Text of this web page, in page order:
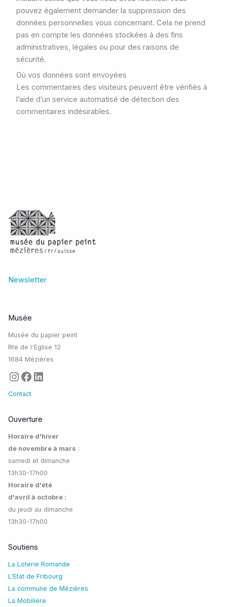
pouvez également demander la suppression des
données personnelles vous concernant. Cela ne prend
pas en compte les données stockées à des fins
administratives, légales ou pour des raisons de
sécurité.
Où vos données sont envoyées
Les commentaires des visiteurs peuvent être vérifiés à
l’aide d’un service automatisé de détection des
commentaires indésirables.
Newsletter
Musée
Musée du papier peint
Rte de l'Eglise 12
1684 Mézières
Contact
Ouverture
Horaire d'hiver
de novembre à mars :
samedi et dimanche
13h30-17h00
Horaire d'été
d'avril à octobre :
du jeudi au dimanche
13h30-17h00
Soutiens
La Loterie Romande
L'Etat de Fribourg
La commune de Mézières
La Mobilière